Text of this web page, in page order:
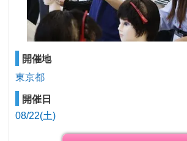
開催地
東京都
開催日
08/22(土)